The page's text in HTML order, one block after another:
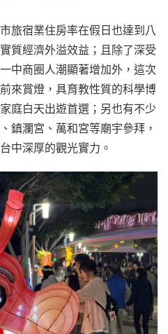
旅宿業住房率在假日也達到八
質經濟外溢效益；且除了深受
中商圈人潮顯著增加外，這次
來賞燈，具育教性質的科學博
庭白天出遊首選；另也有不少
鎮瀾宮、萬和宮等廟宇參拜，
中深厚的觀光實力。